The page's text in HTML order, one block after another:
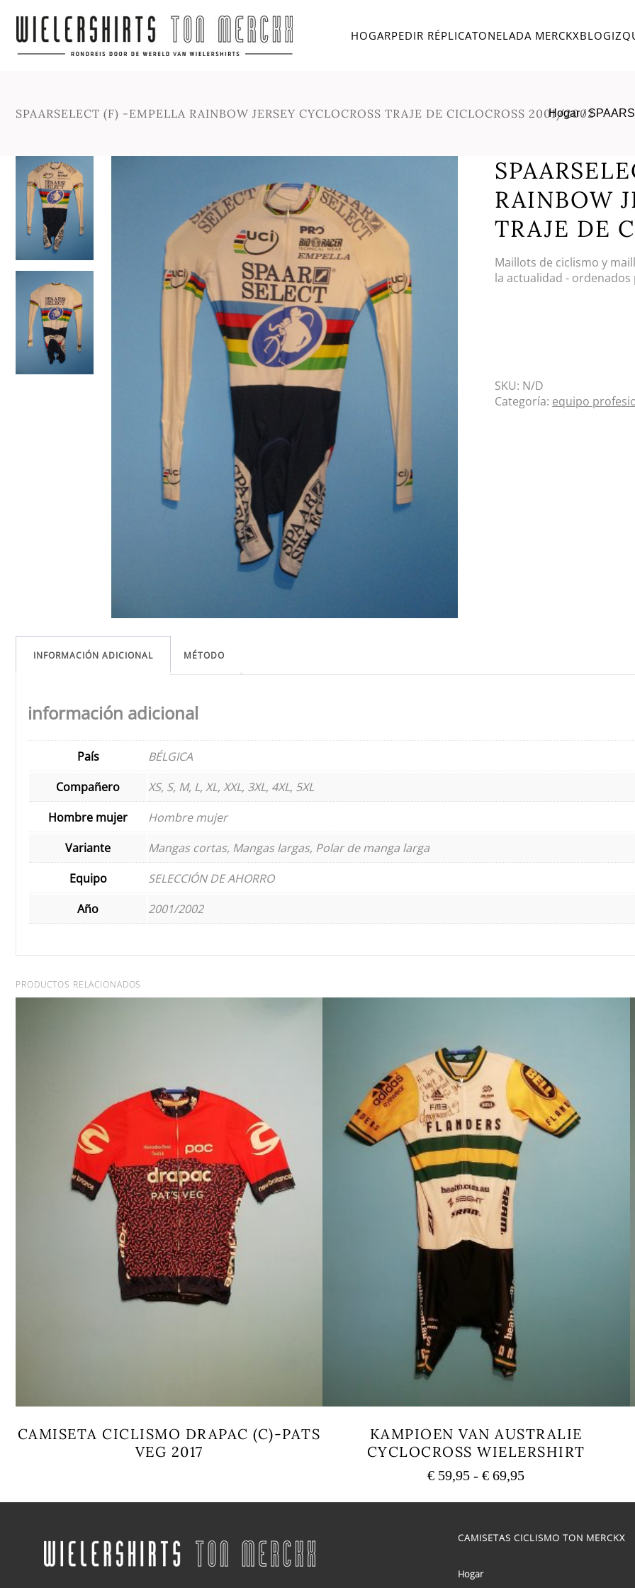
HOGARPEDIR RÉPLICATONELADA MERCKXBLOG
SPAARSELECT (F) -EMPELLA RAINBOW JERSEY CYCLOCROSS TRAJE DE CICLOCROSS 2001/2002
Hogar/
RAINBOW
TRAJE DE
Maillots de ciclismo y
la actualidad - ordenados
SKU: N/D
Categoría: equipo
INFORMACIÓN ADICIONAL MÉTODO
información adicional
País
BÉLGICA
Compañero
XS, S, M, L, XL, XXL, 3XL, 4XL, 5XL
Hombre mujer
Hombre mujer
Variante
Mangas cortas, Mangas largas, Polar de manga larga
Equipo
SELECCIÓN DE AHORRO
Año
2001/2002
PRODUCTOS RELACIONADOS
CAMISETA CICLISMO DRAPAC (C)-PATS
VEG 2017
opciones
se
KAMPIOEN VAN AUSTRALIE
CYCLOCROSS WIELERSHIRT
€ 59,95 - € 69,95Rango
precios:
€ 59,95
múltiples
opciones
CAMISETAS CICLISMO TON MERCKX
Hogar